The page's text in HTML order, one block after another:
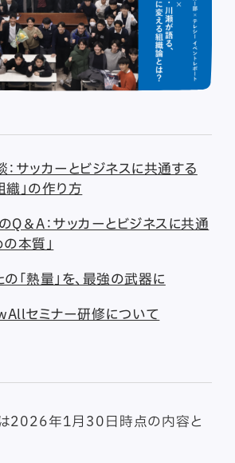
：サッカーとビジネスに共通する
織」の作り方
Q＆A：サッカーとビジネスに共通
本質」
「熱量」を、最強の武器に
セミナー研修について
2026年1月30日時点の内容と